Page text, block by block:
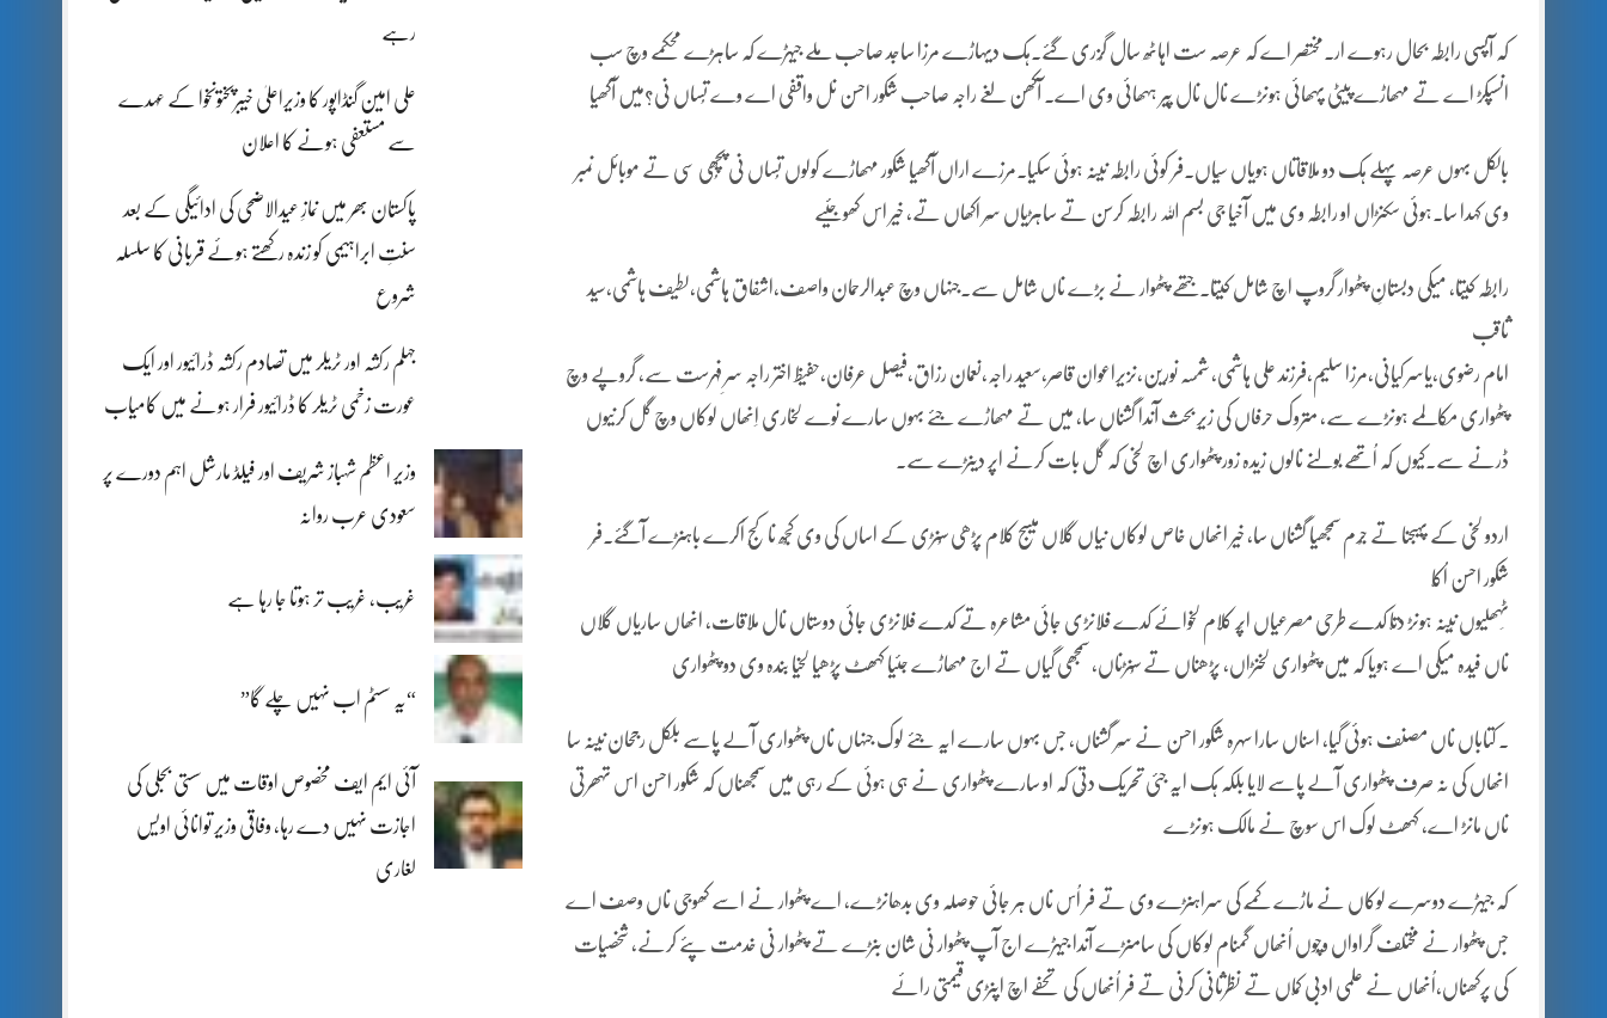
رہے
علی امین گنڈاپور کا وزیراعلیٰ خیبرپختونخوا کے عہدے
سے مستعفی ہونے کا اعلان
پاکستان بھر میں نمازِ عیدالاضحی کی ادائیگی کے بعد
سنتِ ابراہیمی کو زندہ رکھتے ہوئے قربانی کا سلسلہ
شروع
جہلم رکشہ اور ٹریلر میں تصادم رکشہ ڈرائیور اور ایک
عورت زخمی ٹریلر کا ڈرائیور فرار ہونے میں کامیاب
وزیر اعظم شہباز شریف اور فیلڈ مارشل اہم دورے پر
سعودی عرب روانہ
غریب، غریب تر ہوتا جا رہا ہے
“یہ سسٹم اب نہیں چلے گا”
آئی ایم ایف مخصوص اوقات میں سستی بجلی کی
اجازت نہیں دے رہا، وفاقی وزیر توانائی اویس
لغاری
کہ آپسی رابطہ بحال رہوے ار۔مختصر اے کہ عرصہ ست اہاٹھ سال گُزری گئے۔ہک دیہاڑے مرزا ساجد صاحب ملے جیہڑے کہ ساہڑے محکمے وچ سب
انسپکڑ اے تے مہھاڑے پیٹی پہھائی ہونڑے نال نال پِیر ہہھائی وی اے۔ آکھن لغے راجہ صاحب شکور احسن نل واقفی اے وے تُساں نی؟میں آکھیا
بالکل بہوں عرصہ پہلے ہک دو ملاقاتاں ہویاں سِیاں۔فر کوئی رابطہ نینہ ہوئی سکیا۔مرزے اراں آکھیا شکور مہھاڑے کولوں تُساں نی پُچھی سی تے موبائل نمبر
وی کہدا سا۔ہوئی سکنڑاں او رابطہ وی میں آخیا جی بسم اللہ رابطہ کرسن تے ساہڑیاں سِر اکھاں تے، خیر اس کھوجئیے
رابطہ کیتا، میکی دبستانِ پٹھوار گروپ اچ شامل کیتا۔جتھے پٹھوار نے بڑے ناں شامل سے۔جنہاں وچ عبدالرحمان واصف،اشفاق ہاشمی،لطیف ہاشمی،سید
ثاقب
امام رضوی،یاسر کیانی،مرزا سلیم،فرزند علی ہاشمی، شمسہ نورین،نزیراعوان قاصر،سعید راجہ،نعمان رزاق،فیصل عرفان،حفیظ اختر راجہ سرِ فہرست سے، گروپے وچ
پٹھواری مکالمے ہونڑے سے، متروک حرفاں کی زیرِ بحث آندا گشناں سا، میں تے مہھاڑے جئے بہوں سارے نوے لخاری اِنھاں لوکاں وچ گل کرنیوں
ڈرنے سے۔کیوں کہ اُتھے بولنے نالوں زیدہ زور پٹھواری اچ لخی کہ گل بات کرنے اپر دینڑے سے۔
اردو لخی کے پہیجنا تے جُرم سمجھیا گشناں سا، خیر انھاں خاص لوکاں نیاں گلاں میسج کلام پڑھی سُنڑی کے اساں کی وی کُجھ نا کُج اُکرے باہنڑے آگئے۔فِر
شکور احسن اُکّا
ٹِہھلیوں نِینہ ہونڑ دتّا کدے طرحی مصرعیاں اپّر کلام لخوائے کدے فلانڑی جائی مشاعرہ تے کدے فلانڑی جائی دوستاں نال ملاقات، انھاں ساریاں گلاں
ناں فیدہ میکی اے ہویا کہ میں پٹھواری لخنڑاں، پڑھناں تے سُنڑناں، سمجھی گیاں تے اج مہھاڑے جئیا کہھٹ پڑھیا لخیا بندہ وی دو پٹھواری
. کتاباں ناں مصنف ہوئی گیا، اسناں سارا سہرہ شکور احسن نے سِر گشناں، جس بہوں سارے ایہ جئے لوک جنہاں ناں پٹھواری آلے پاسے بلکل رجحان نینہ سا
انھاں کی نہ صرف پٹھواری آلے پاسے لایا بلکہ ہک ایہ جئی تحریک دتّی کہ او سارے پٹھواری نے ہی ہوئی کے رہی میں سمجھناں کہ شکور احسن اس تہھرتی
ناں مانڑ اے، کہھٹ لوک اس سوچ نے مالک ہونڑے
کہ جیہڑے دوسرے لوکاں نے ماڑے کمّے کی سراہنڑے وی تے فر اُس ناں ہر جائی حوصلہ وی بدھانڑے، اے پٹھوار نے اسے کھوجی ناں وصف اے
جس پٹھوار نے مختلف گراواں وچُوں اُنھاں گمنام لوکاں کی سامنڑے آندا جیہڑے اج آپ پٹھوار نی شان بنڑے تے پٹھوار نی خدمت پئے کرنے، شخصیات
کی پرکھناں،اُنھاں نے علمی ادبی کمّاں تے نظرثانی کرنی تے فر اُنھاں کی تحفے اچ اپنڑی قیمتی رائے